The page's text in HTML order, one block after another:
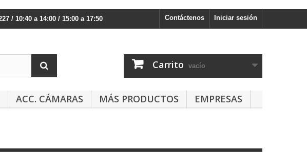
Iniciar sesión
Contáctenos
/ 10:40 a 14:00 / 15:00 a 17:50
Carrito vacío
ACC. CÁMARAS MÁS PRODUCTOS EMPRESAS